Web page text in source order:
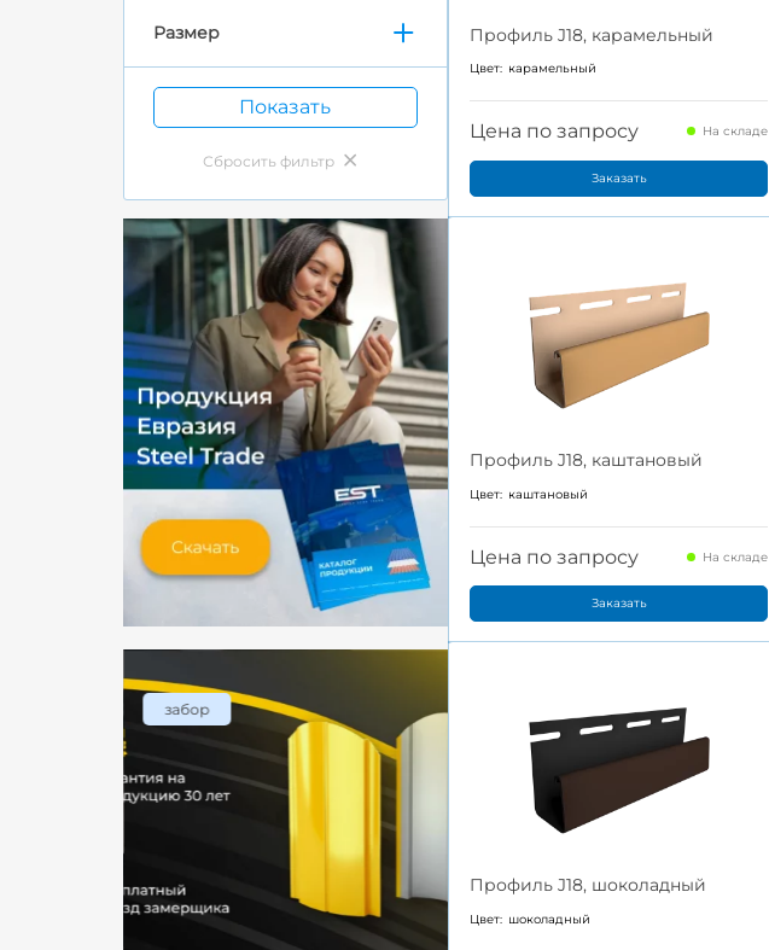
Размер
забор
Профиль J18, карамельный
Цвет: карамельный
Цена по запросу На складе
Заказать
Профиль J18, каштановый
Цвет: каштановый
Цена по запросу На складе
Заказать
Профиль J18, шоколадный
Цвет: шоколадный